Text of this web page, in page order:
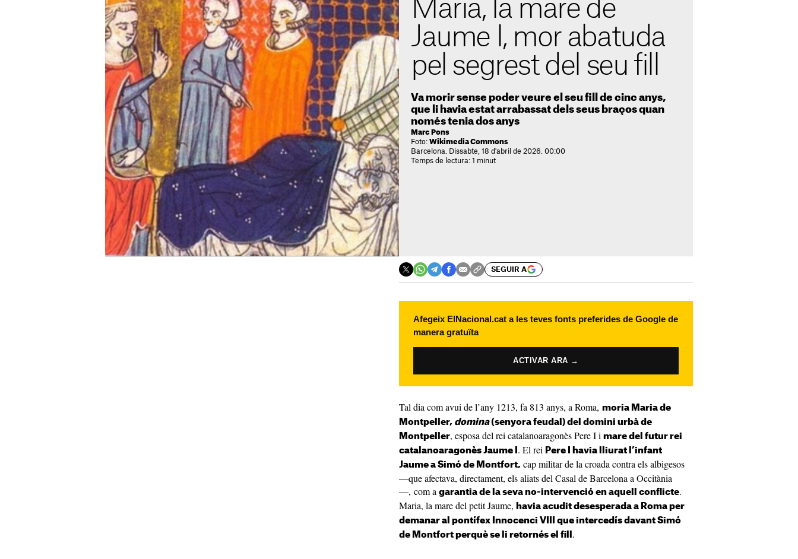
Maria, la mare de
Jaume I, mor abatuda
pel segrest del seu fill
Va morir sense poder veure el seu fill de cinc anys,
que li havia estat arrabassat dels seus braços quan
només tenia dos anys
Marc Pons
Foto: Wikimedia Commons
Barcelona. Dissabte, 18 d'abril de 2026. 00:00
Temps de lectura: 1 minut
SEGUIR A
Afegeix ElNacional.cat a les teves fonts preferides de Google de
manera gratuïta
ACTIVAR ARA →
Tal dia com avui de l’any 1213, fa 813 anys, a Roma, moria Maria de
Montpeller, domina(senyora feudal) del domini urbà de
Montpeller, esposa del rei catalanoaragonès Pere I i mare del futur rei
catalanoaragonès Jaume I . El rei Pere I havia lliurat l’infant
Jaume a Simó de Montfort, cap militar de la croada contra els albigesos
—que afectava, directament, els aliats del Casal de Barcelona a Occitània
—, com a garantia de la seva no-intervenció en aquell conflicte.
Maria, la mare del petit Jaume, havia acudit desesperada a Roma per
demanar al pontífex Innocenci VIII que intercedís davant Simó
de Montfort perquè se li retornés el fill .